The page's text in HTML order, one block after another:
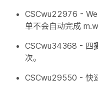
CSCwu22976 -
单不会自动完成
CSCwu34368 - 四
次。
CSCwu29550 - 快